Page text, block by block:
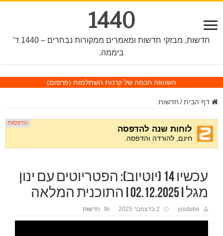
1440
חדשות, מבזקי חדשות ומאמרים ממקורות נבחרים – 1440 ד'
ביממה.
השוואה חכמה של קרנות השתלמות (פרסום)
דף הבית / חדשות
עכשיו 14 (יוטיוב): הפטריוטים עם ינון
מגל I 02.12.2025 I התוכנית המלאה
youtube 2 בדצמבר 2025 חדשות